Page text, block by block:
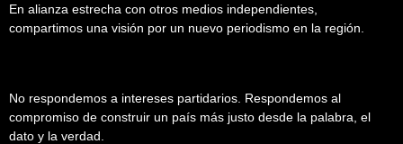
En alianza estrecha con otros medios independientes,
compartimos una visión por un nuevo periodismo en la región.
No respondemos a intereses partidarios. Respondemos al
compromiso de construir un país más justo desde la palabra, el
dato y la verdad.